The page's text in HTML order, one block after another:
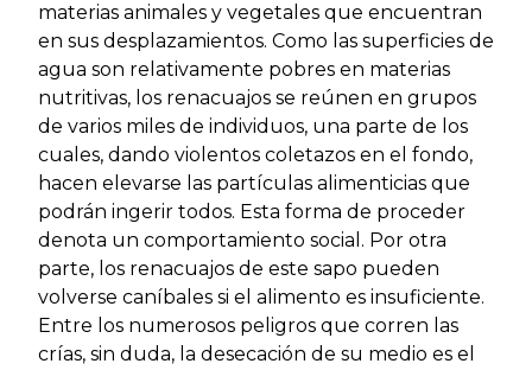
materias animales y vegetales que encuentran
en sus desplazamientos. Como las superficies de
agua son relativamente pobres en materias
nutritivas, los renacuajos se reúnen en grupos
de varios miles de individuos, una parte de los
cuales, dando violentos coletazos en el fondo,
hacen elevarse las partículas alimenticias que
podrán ingerir todos. Esta forma de proceder
denota un comportamiento social. Por otra
parte, los renacuajos de este sapo pueden
volverse caníbales si el alimento es insuficiente.
Entre los numerosos peligros que corren las
crías, sin duda, la desecación de su medio es el